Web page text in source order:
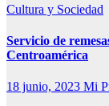
Cultura y Sociedad
Servicio de
Centroamérica
18 junio, 2023 Mi